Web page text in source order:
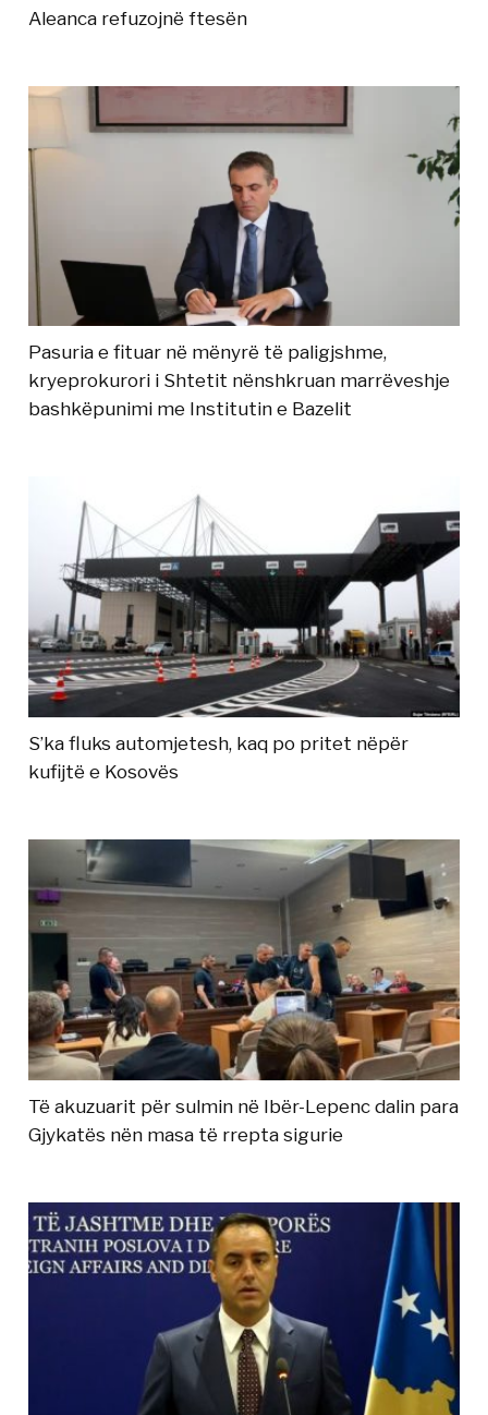
Aleanca refuzojnë ftesën
Pasuria e fituar në mënyrë të paligjshme,
kryeprokurori i Shtetit nënshkruan marrëveshje
bashkëpunimi me Institutin e Bazelit
S’ka fluks automjetesh, kaq po pritet nëpër
kufijtë e Kosovës
Të akuzuarit për sulmin në Ibër-Lepenc dalin para
Gjykatës nën masa të rrepta sigurie